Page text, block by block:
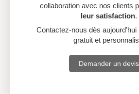
collaboration avec nos clients
leur satisfaction.
Contactez-nous dès
gratuit et
Demander un devis